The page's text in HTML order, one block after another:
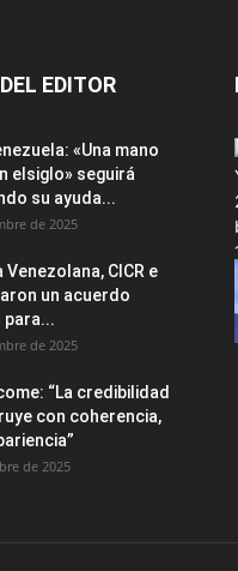
EDITOR
«Una mano
elsiglo» seguirá
su ayuda...
de 2025
Venezolana, CICR e
un acuerdo
de 2025
“La credibilidad
con coherencia,
de 2025